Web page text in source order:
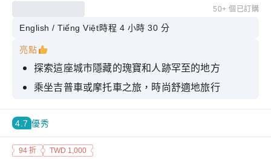
50+ 個已訂購
English / Tiếng Việt時程 4 小時 30 分
亮點
探索這座城市隱藏的瑰寶和人跡罕至的地方
乘坐吉普車或摩托車之旅，時尚舒適地旅行
體驗河內正宗的當地美食和文化
有機會去河內和老城區的必看景點
4.7 優秀
94 折 TWD 1,000